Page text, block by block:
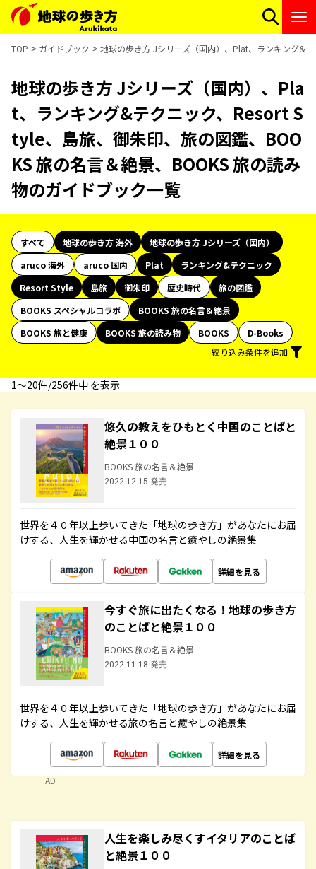
TOP ガイドブック 地球の歩き方 Jシリーズ（国内）、Plat、ランキング&
地球の歩き方 Jシリーズ（国内）、Pla
t、ランキング&テクニック、Resort S
tyle、島旅、御朱印、旅の図鑑、BOO
KS 旅の名言＆絶景、BOOKS 旅の読み
物のガイドブック一覧
すべて 地球の歩き方 海外
地球の歩き方 Jシリーズ（国内）
aruco 海外
aruco 国内 Plat
ランキング&テクニック
Resort Style
島旅 御朱印 歴史時代
旅の図鑑
BOOKS スペシャルコラボ
BOOKS 旅の名言＆絶景
BOOKS 旅と健康
BOOKS 旅の読み物 BOOKS
D-Books
絞り込み条件を追加
1〜20件/256件中 を表示
悠久の教えをひもとく中国のことばと
絶景１００
BOOKS 旅の名言＆絶景
2022.12.15 発売
世界を４０年以上歩いてきた「地球の歩き方」があなたにお届
けする、人生を輝かせる中国の名言と癒やしの絶景集
詳細を見る
今すぐ旅に出たくなる！地球の歩き方
のことばと絶景１００
BOOKS 旅の名言＆絶景
2022.11.18 発売
世界を４０年以上歩いてきた「地球の歩き方」があなたにお届
けする、人生を輝かせる旅の名言と癒やしの絶景集
詳細を見る
AD
人生を楽しみ尽くすイタリアのことば
と絶景１００